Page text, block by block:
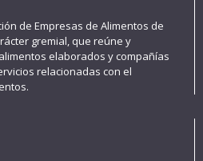
de Empresas de Alimentos de
gremial, que reúne y
elaborados y compañías
relacionadas con el